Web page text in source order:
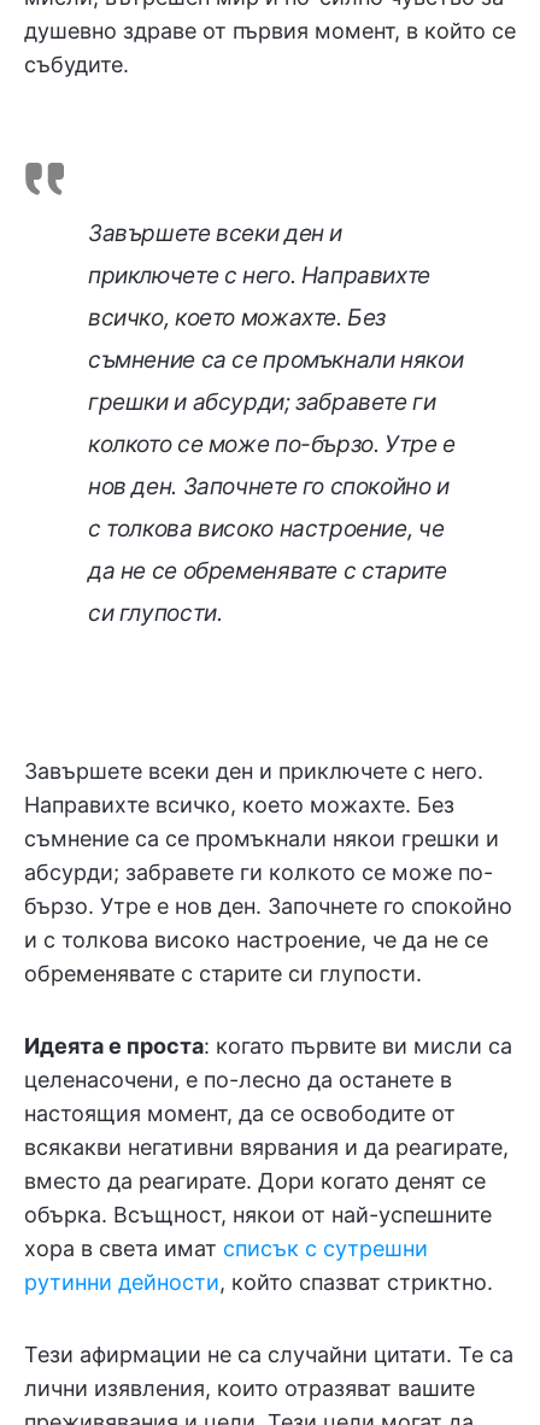
душевно здраве от първия момент, в който се
събудите.
Завършете всеки ден и
приключете с него. Направихте
всичко, което можахте. Без
съмнение са се промъкнали някои
грешки и абсурди; забравете ги
колкото се може по-бързо. Утре е
нов ден. Започнете го спокойно и
с толкова високо настроение, че
да не се обременявате с старите
си глупости.
Завършете всеки ден и приключете с него.
Направихте всичко, което можахте. Без
съмнение са се промъкнали някои грешки и
абсурди; забравете ги колкото се може по-
бързо. Утре е нов ден. Започнете го спокойно
и с толкова високо настроение, че да не се
обременявате с старите си глупости.
Идеята е проста: когато първите ви мисли са
целенасочени, е по-лесно да останете в
настоящия момент, да се освободите от
всякакви негативни вярвания и да реагирате,
вместо да реагирате. Дори когато денят се
обърка. Всъщност, някои от най-успешните
хора в света имат списък с сутрешни
рутинни дейности, който спазват стриктно.
Тези афирмации не са случайни цитати. Те са
лични изявления, които отразяват вашите